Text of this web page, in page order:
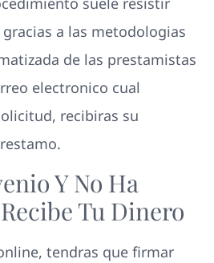
a las metodologias
de las prestamistas
electronico cual
recibiras su
Y No Ha
Tu Dinero
tendras que firmar